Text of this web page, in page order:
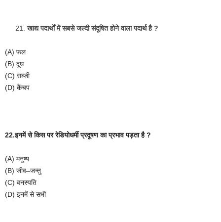
खाद्य पदार्थों में सबसे जल्दी संदूषित होने वाला पदार्थ है ?
(A) फल
(B) दूध
(C) सब्जी
(D) कैंचप
22.इनमें से किस पर रेडियोधर्मी प्रदूषण का प्रभाव पड़ता है ?
(A) मनुष्य
(B) जीव–जन्तु
(C) वनस्पति
(D) इनमें से सभी